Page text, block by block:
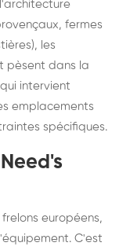
fermes
les
pèsent dans la
intervient
emplacements
spécifiques.
européens,
C'est